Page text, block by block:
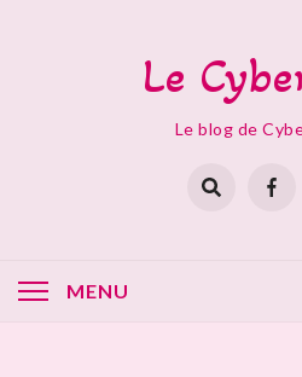
Le
Le blog de
MENU